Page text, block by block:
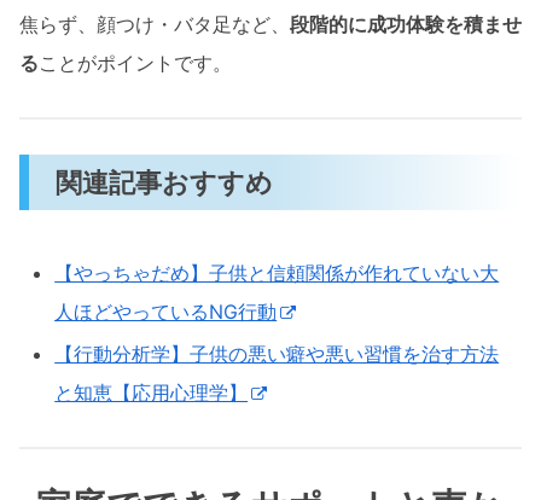
焦らず、顔つけ・バタ足など、 段階的に成功体験を積ませ
ることがポイントです。
関連記事おすすめ
【やっちゃだめ】子供と信頼関係が作れていない大
人ほどやっているNG行動
【行動分析学】子供の悪い癖や悪い習慣を治す方法
と知恵【応用心理学】